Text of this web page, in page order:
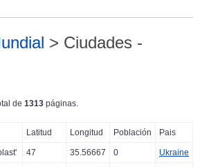
> Ciudades -
de 1313 páginas.
Latitud Longitud Población Pais
47 35.56667 0 Ukraine